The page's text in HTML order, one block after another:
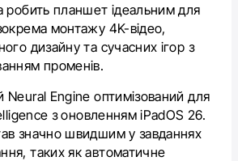
робить планшет ідеальним для
монтажу 4K-відео,
дизайну та сучасних ігор з
променів.
Engine оптимізований для
з оновленням iPadOS 26.
значно швидшим у завданнях
таких як автоматичне